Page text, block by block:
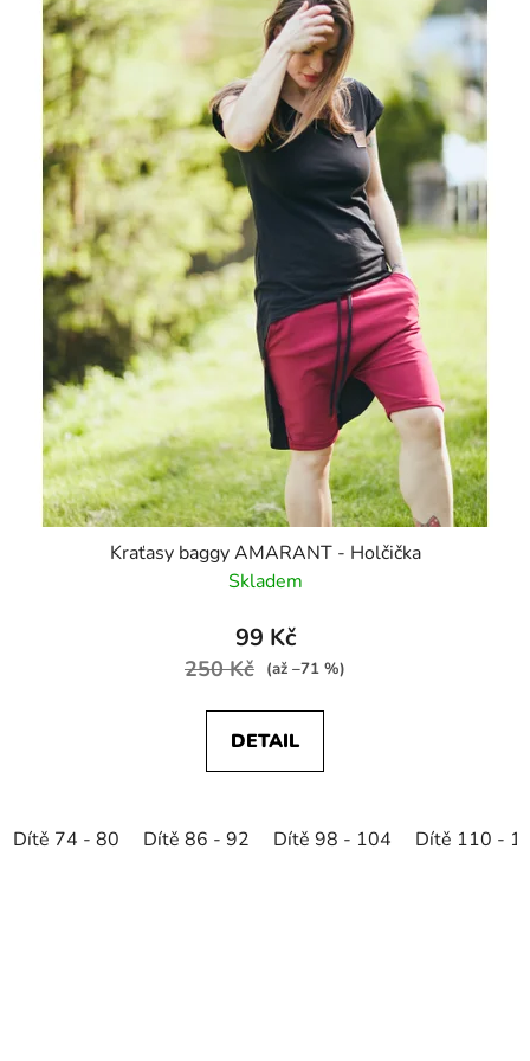
Kraťasy baggy AMARANT - Holčička
Skladem
99 Kč
250 Kč (až –71 %)
DETAIL
Dítě 74 - 80 Dítě 86 - 92 Dítě 98 - 104 Dítě 110 -